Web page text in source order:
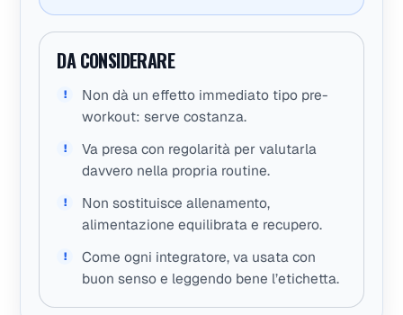
DA CONSIDERARE
Non dà un effetto immediato tipo pre-
workout: serve costanza.
Va presa con regolarità per valutarla
davvero nella propria routine.
Non sostituisce allenamento,
alimentazione equilibrata e recupero.
Come ogni integratore, va usata con
buon senso e leggendo bene l’etichetta.